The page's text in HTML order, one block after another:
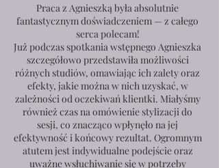
Praca z Agnieszką była absolutnie
fantastycznym doświadczeniem — z całego
serca polecam!
Już podczas spotkania wstępnego Agnieszka
szczegółowo przedstawiła możliwości
różnych studiów, omawiając ich zalety oraz
efekty, jakie można w nich uzyskać, w
zależności od oczekiwań klientki. Miałyśmy
również czas na omówienie stylizacji do
sesji, co znacząco wpłynęło na jej
efektywność i końcowy rezultat. Ogromnym
atutem jest indywidualne podejście oraz
uważne wsłuchiwanie się w potrzeby